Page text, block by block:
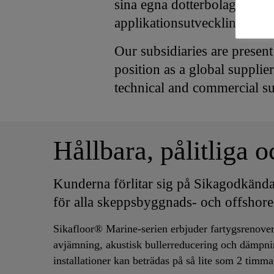
sina egna dotterbolag i alla
applikationsutveckling,
Our subsidiaries are
position as a global
technical and commercial
Hållbara, pålitliga
Kunderna förlitar sig på
för alla skeppsbyggnads- och
Sikafloor® Marine-serien erbjuder
avjämning, akustisk bullerreducering och
installationer kan beträdas på så lite som 2